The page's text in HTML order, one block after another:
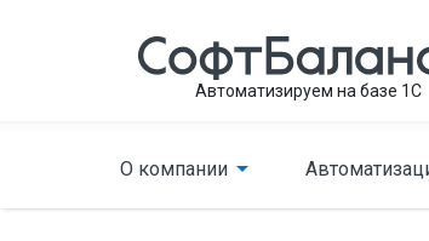
Автоматизируем на базе 1С
О компании